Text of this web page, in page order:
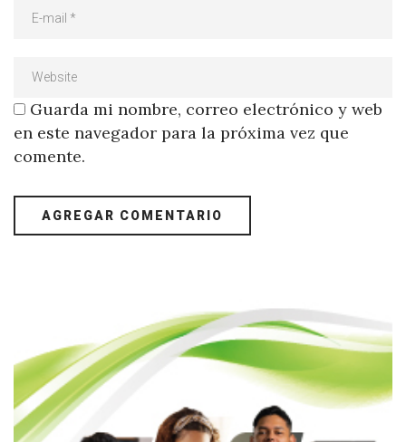
Guarda mi nombre, correo electrónico y web
en este navegador para la próxima vez que
comente.